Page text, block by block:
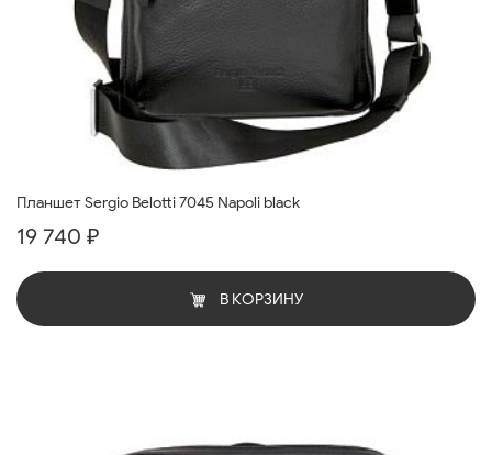
Планшет Sergio Belotti 7045 Napoli black
19 740 ₽
В КОРЗИНУ